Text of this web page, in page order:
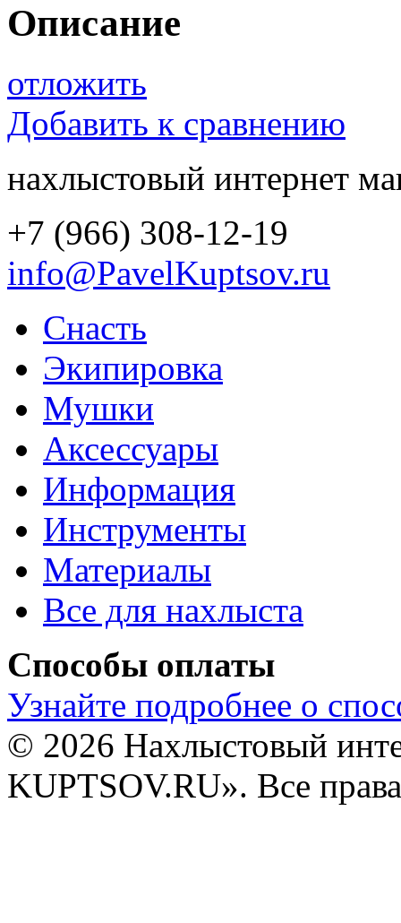
Описание
отложить
Добавить к сравнению
нахлыстовый интернет
+7 (966) 308-12-19
info@PavelKuptsov.ru
Снасть
Экипировка
Мушки
Аксессуары
Информация
Инструменты
Материалы
Все для нахлыста
Способы оплаты
Узнайте подробнее о
© 2026 Нахлыстовый
KUPTSOV.RU». Все